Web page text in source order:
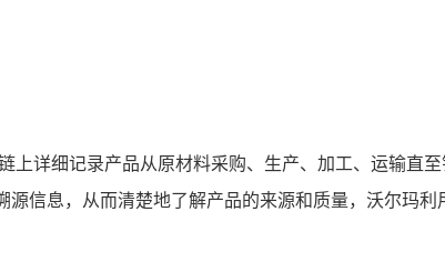
上详细记录产品从原材料采购、生产、加工、运输直
信息，从而清楚地了解产品的来源和质量，沃尔玛